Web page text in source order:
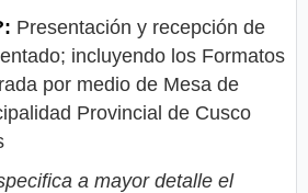
Presentación y recepción de
incluyendo los Formatos
por medio de Mesa de
Provincial de Cusco
a mayor detalle el